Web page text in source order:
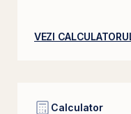
VEZI
Calculator